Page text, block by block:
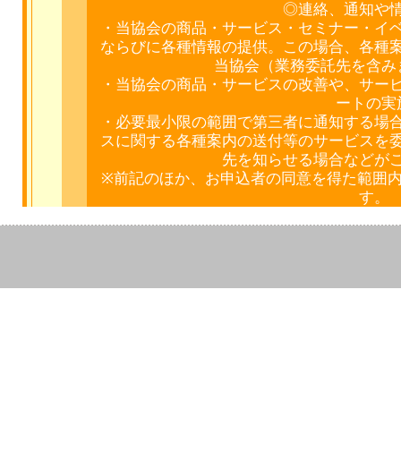
◎連絡、通知や
・当協会の商品・サービス・セミナー・イ
ならびに各種情報の提供。この場合、各種
当協会（業務委託先を含
・当協会の商品・サービスの改善や、サー
ートの実
・必要最小限の範囲で第三者に通知する場
スに関する各種案内の送付等のサービスを
先を知らせる場合などが
※前記のほか、お申込者の同意を得た範囲
す。